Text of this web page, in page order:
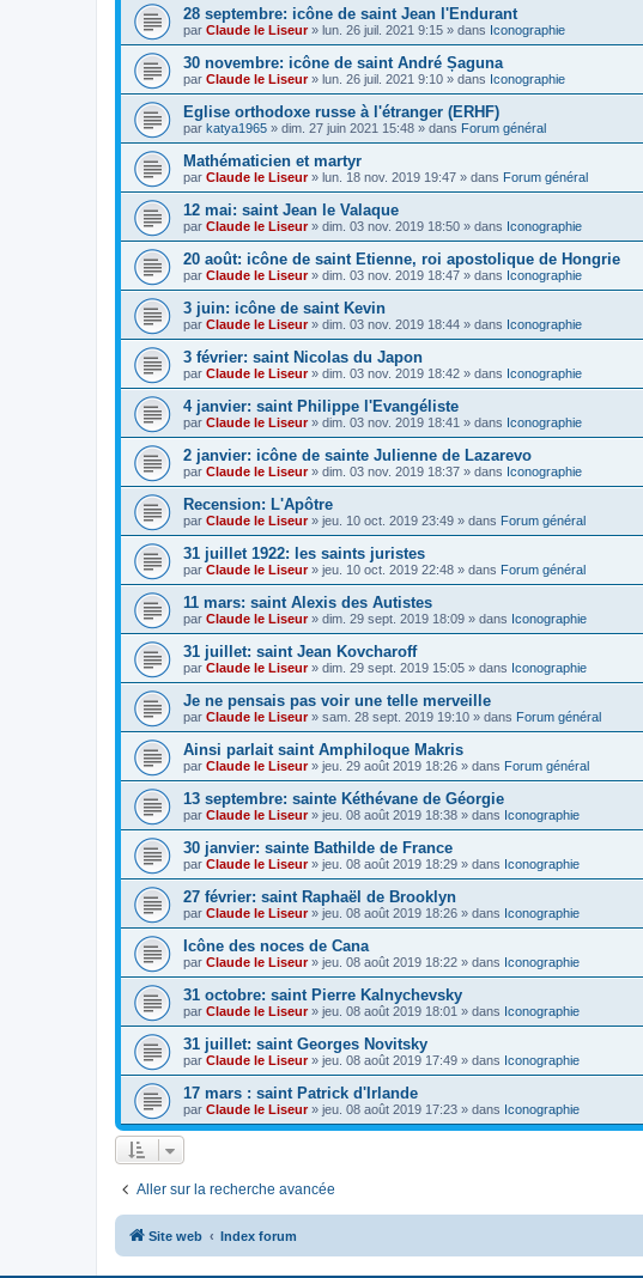
28 septembre: icône de saint Jean l'Endurant
par Claude le Liseur» lun. 26 juil. 2021 9:15 » dans Iconographie
30 novembre: icône de saint André Șaguna
par Claude le Liseur» lun. 26 juil. 2021 9:10 » dans Iconographie
Eglise orthodoxe russe à l'étranger (ERHF)
par katya1965 » dim. 27 juin 2021 15:48 » dans Forum général
Mathématicien et martyr
par Claude le Liseur» lun. 18 nov. 2019 19:47 » dans Forum général
12 mai: saint Jean le Valaque
par Claude le Liseur» dim. 03 nov. 2019 18:50 » dans Iconographie
20 août: icône de saint Etienne, roi apostolique de Hongrie
par Claude le Liseur» dim. 03 nov. 2019 18:47 » dans Iconographie
3 juin: icône de saint Kevin
par Claude le Liseur» dim. 03 nov. 2019 18:44 » dans Iconographie
3 février: saint Nicolas du Japon
par Claude le Liseur» dim. 03 nov. 2019 18:42 » dans Iconographie
4 janvier: saint Philippe l'Evangéliste
par Claude le Liseur» dim. 03 nov. 2019 18:41 » dans Iconographie
2 janvier: icône de sainte Julienne de Lazarevo
par Claude le Liseur» dim. 03 nov. 2019 18:37 » dans Iconographie
Recension: L'Apôtre
par Claude le Liseur» jeu. 10 oct. 2019 23:49 » dans Forum général
31 juillet 1922: les saints juristes
par Claude le Liseur» jeu. 10 oct. 2019 22:48 » dans Forum général
11 mars: saint Alexis des Autistes
par Claude le Liseur» dim. 29 sept. 2019 18:09 » dans Iconographie
31 juillet: saint Jean Kovcharoff
par Claude le Liseur» dim. 29 sept. 2019 15:05 » dans Iconographie
Je ne pensais pas voir une telle merveille
par Claude le Liseur» sam. 28 sept. 2019 19:10 » dans Forum général
Ainsi parlait saint Amphiloque Makris
par Claude le Liseur» jeu. 29 août 2019 18:26 » dans Forum général
13 septembre: sainte Kéthévane de Géorgie
par Claude le Liseur» jeu. 08 août 2019 18:38 » dans Iconographie
30 janvier: sainte Bathilde de France
par Claude le Liseur» jeu. 08 août 2019 18:29 » dans Iconographie
27 février: saint Raphaël de Brooklyn
par Claude le Liseur» jeu. 08 août 2019 18:26 » dans Iconographie
Icône des noces de Cana
par Claude le Liseur» jeu. 08 août 2019 18:22 » dans Iconographie
31 octobre: saint Pierre Kalnychevsky
par Claude le Liseur» jeu. 08 août 2019 18:01 » dans Iconographie
31 juillet: saint Georges Novitsky
par Claude le Liseur» jeu. 08 août 2019 17:49 » dans Iconographie
17 mars : saint Patrick d'Irlande
par Claude le Liseur» jeu. 08 août 2019 17:23 » dans Iconographie
Aller sur la recherche avancée
Site web Index forum